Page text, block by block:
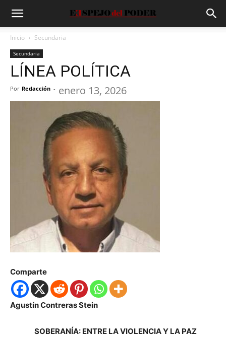
Inicio Secundaria
Secundaria
LÍNEA POLÍTICA
Por Redacción - enero 13, 2026
Comparte
Agustín Contreras Stein
SOBERANÍA: ENTRE LA VIOLENCIA Y LA PAZ